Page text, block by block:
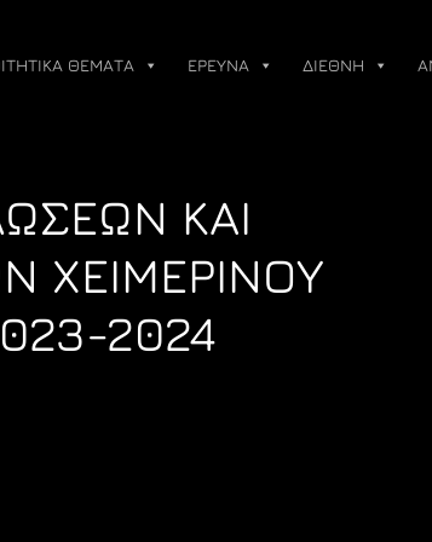
ΘΕΜΑΤΑ ΕΡΕΥΝΑ ΔΙΕΘΝΗ
ΚΑΙ
ΧΕΙΜΕΡΙΝΟΥ
2024